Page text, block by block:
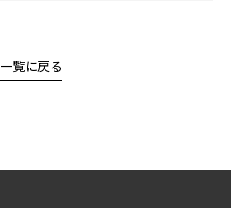
一覧に戻る